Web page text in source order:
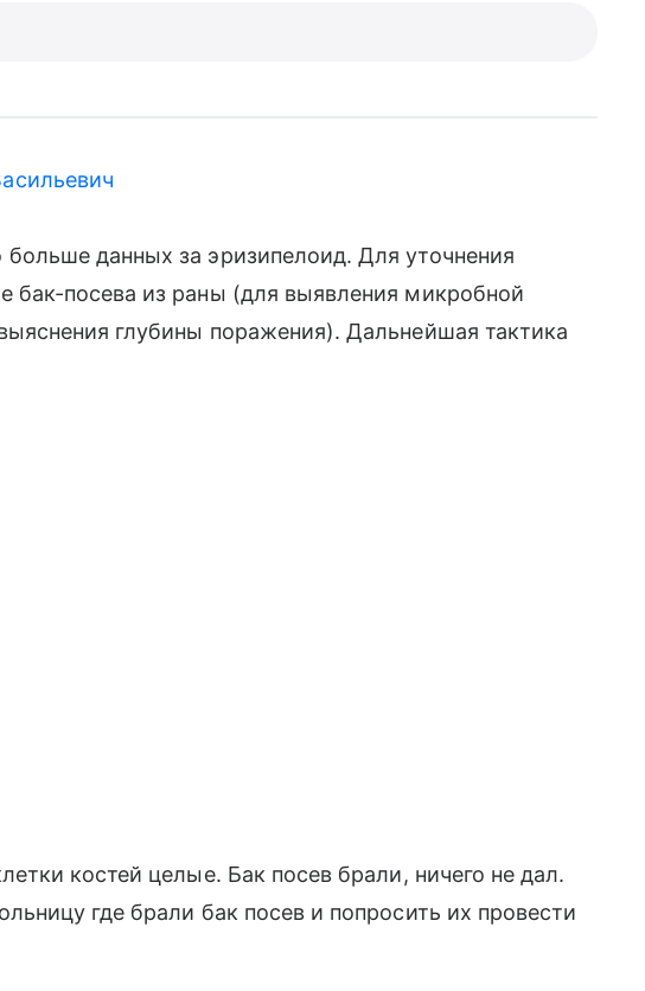
данных за эризипелоид. Для уточнения
бак-посева из раны (для выявления микробной
глубины поражения). Дальнейшая тактика
костей целые. Бак посев брали, ничего не дал.
где брали бак посев и попросить их провести